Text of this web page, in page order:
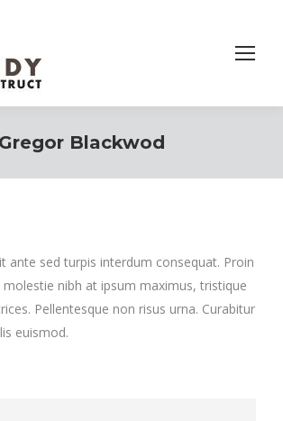
Gregor Blackwod
ante sed turpis interdum consequat. Proin
molestie nibh at ipsum maximus, tristique
Pellentesque non risus urna. Curabitur
euismod.